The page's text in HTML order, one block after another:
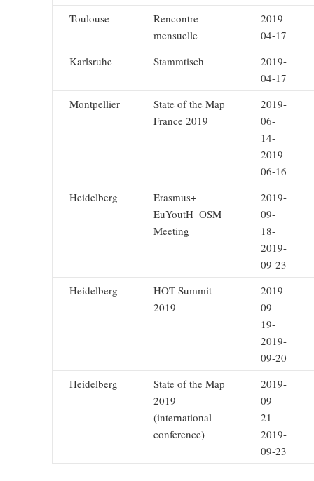
Toulouse
Rencontre
mensuelle
2019-
04-17
Karlsruhe
Stammtisch
2019-
04-17
Montpellier
State of the Map
France 2019
2019-
06-
14-
2019-
06-16
Heidelberg
Erasmus+
EuYoutH_OSM
Meeting
2019-
09-
18-
2019-
09-23
Heidelberg
HOT Summit
2019
2019-
09-
19-
2019-
09-20
Heidelberg
State of the Map
2019
(international
conference)
2019-
09-
21-
2019-
09-23